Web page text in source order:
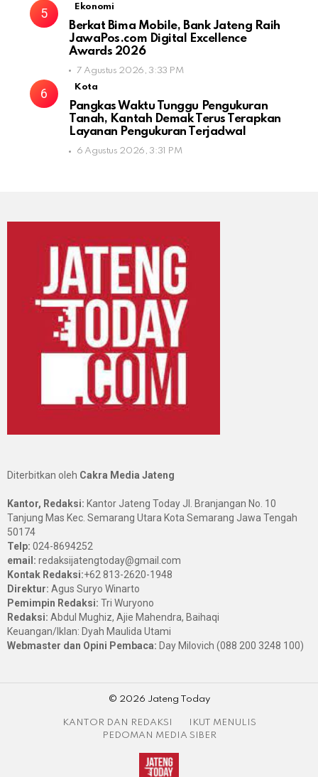
Ekonomi
Berkat Bima Mobile, Bank Jateng Raih
JawaPos.com Digital Excellence
Awards 2026
7 Agustus 2026, 3:33 PM
Kota
Pangkas Waktu Tunggu Pengukuran
Tanah, Kantah Demak Terus Terapkan
Layanan Pengukuran Terjadwal
6 Agustus 2026, 3:31 PM
Diterbitkan oleh Cakra Media Jateng
Kantor, Redaksi: Kantor Jateng Today Jl. Branjangan No. 10
Tanjung Mas Kec. Semarang Utara Kota Semarang Jawa Tengah
50174
Telp: 024-8694252
email: redaksijatengtoday@gmail.com
Kontak Redaksi:+62 813-2620-1948
Direktur: Agus Suryo Winarto
Pemimpin Redaksi: Tri Wuryono
Redaksi: Abdul Mughiz, Ajie Mahendra, Baihaqi
Keuangan/Iklan: Dyah Maulida Utami
Webmaster dan Opini Pembaca: Day Milovich (088 200 3248 100)
© 2026 Jateng Today
KANTOR DAN REDAKSI
IKUT MENULIS
PEDOMAN MEDIA SIBER